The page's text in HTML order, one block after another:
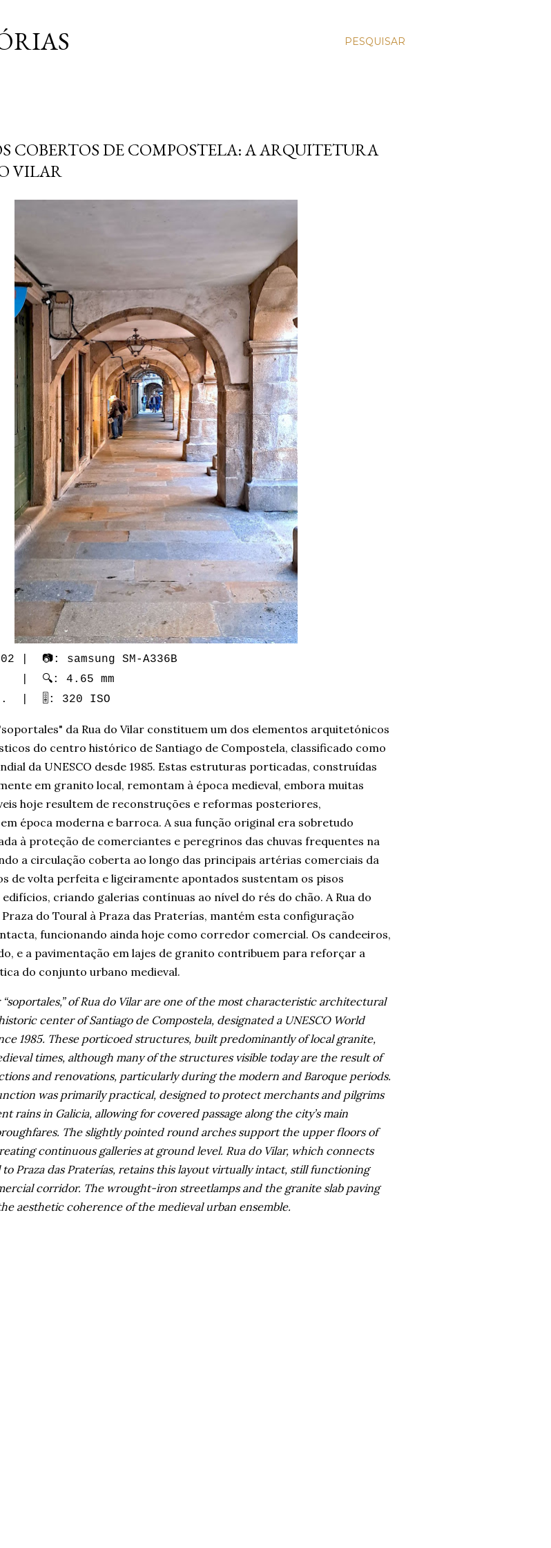
PESQUISAR
COBERTOS DE COMPOSTELA: A ARQUITETURA
VILAR
| 📷: samsung SM-A336B
🔍: 4.65 mm
| 🎚️: 320 ISO
da Rua do Vilar constituem um dos elementos arquitetónicos
do centro histórico de Santiago de Compostela, classificado como
da UNESCO desde 1985. Estas estruturas porticadas, construídas
em granito local, remontam à época medieval, embora muitas
hoje resultem de reconstruções e reformas posteriores,
época moderna e barroca. A sua função original era sobretudo
à proteção de comerciantes e peregrinos das chuvas frequentes na
a circulação coberta ao longo das principais artérias comerciais da
de volta perfeita e ligeiramente apontados sustentam os pisos
criando galerias contínuas ao nível do rés do chão. A Rua do
Praza do Toural à Praza das Praterías, mantém esta configuração
funcionando ainda hoje como corredor comercial. Os candeeiros,
e a pavimentação em lajes de granito contribuem para reforçar a
do conjunto urbano medieval.
“soportales,” of Rua do Vilar are one of the most characteristic architectural
center of Santiago de Compostela, designated a UNESCO World
1985. These porticoed structures, built predominantly of local granite,
times, although many of the structures visible today are the result of
and renovations, particularly during the modern and Baroque periods.
was primarily practical, designed to protect merchants and pilgrims
rains in Galicia, allowing for covered passage along the city’s main
The slightly pointed round arches support the upper floors of
continuous galleries at ground level. Rua do Vilar, which connects
to Praza das Praterías, retains this layout virtually intact, still functioning
corridor. The wrought-iron streetlamps and the granite slab paving
aesthetic coherence of the medieval urban ensemble.